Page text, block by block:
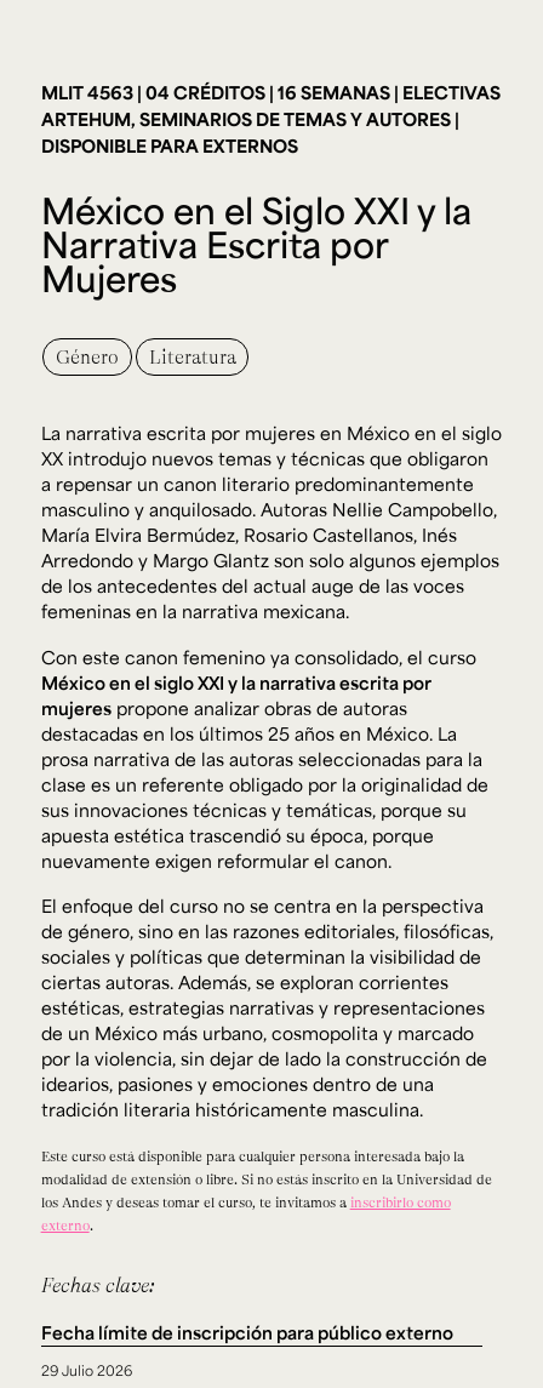
Universidad de los Andes | Vigilada Mineducación.
Reconocimiento como universidad: Decreto 1297 del 30
de mayo de 1964. Reconocimiento de personería jurídica:
Resolución 28 del 23 de febrero de 1949, Minjusticia.
Acreditación institucional de alta calidad, 10 años:
Resolución 000194 del 16 de enero del 2025.
Ext. 4795
México en el Siglo XXI y la
Narrativa Escrita por
Mujeres
MLIT 4563 04 CRÉDITOS 16 SEMANAS
ELECTIVAS
ARTEHUM, SEMINARIOS DE TEMAS Y AUTORES
DISPONIBLE PARA EXTERNOS
Género Literatura
La narrativa escrita por mujeres en México en el siglo
XX introdujo nuevos temas y técnicas que obligaron
a repensar un canon literario predominantemente
masculino y anquilosado. Autoras Nellie Campobello,
María Elvira Bermúdez, Rosario Castellanos, Inés
Arredondo y Margo Glantz son solo algunos ejemplos
de los antecedentes del actual auge de las voces
femeninas en la narrativa mexicana.
Con este canon femenino ya consolidado, el curso
México en el siglo XXI y la narrativa escrita por
mujerespropone analizar obras de autoras
destacadas en los últimos 25 años en México. La
prosa narrativa de las autoras seleccionadas para la
clase es un referente obligado por la originalidad de
sus innovaciones técnicas y temáticas, porque su
apuesta estética trascendió su época, porque
nuevamente exigen reformular el canon.
El enfoque del curso no se centra en la perspectiva
de género, sino en las razones editoriales, filosóficas,
sociales y políticas que determinan la visibilidad de
ciertas autoras. Además, se exploran corrientes
estéticas, estrategias narrativas y representaciones
de un México más urbano, cosmopolita y marcado
por la violencia, sin dejar de lado la construcción de
idearios, pasiones y emociones dentro de una
tradición literaria históricamente masculina.
Este curso está disponible para cualquier persona interesada bajo la
modalidad de extensión o libre. Si no estás inscrito en la Universidad de
los Andes y deseas tomar el curso, te invitamos a inscribirlo como
externo.
Fechas clave:
Fecha límite de inscripción para público externo
29 Julio 2026